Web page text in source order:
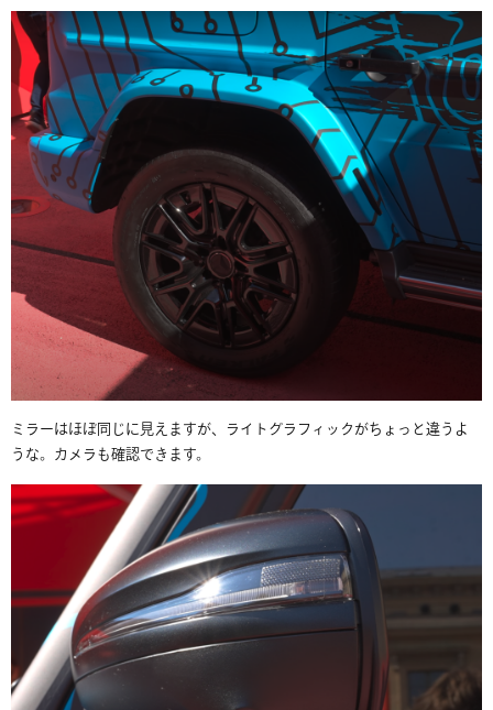
ミラーはほぼ同じに見えますが、ライトグラフィックがちょっと違うよ
うな。カメラも確認できます。